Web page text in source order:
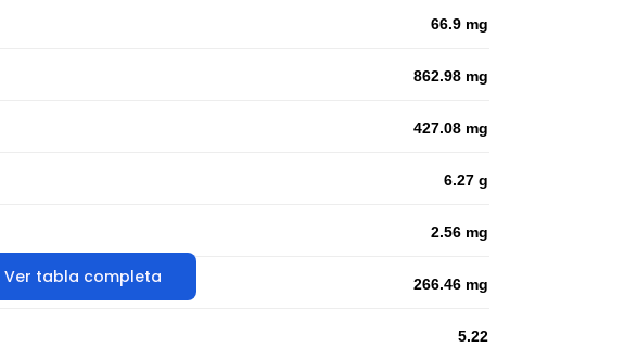
Ver tabla completa
66.9 mg
862.98 mg
427.08 mg
6.27 g
2.56 mg
266.46 mg
5.22